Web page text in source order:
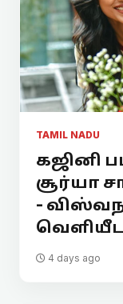
TAMIL NADU
கஜினி
சூர்யா
-
4 days ago